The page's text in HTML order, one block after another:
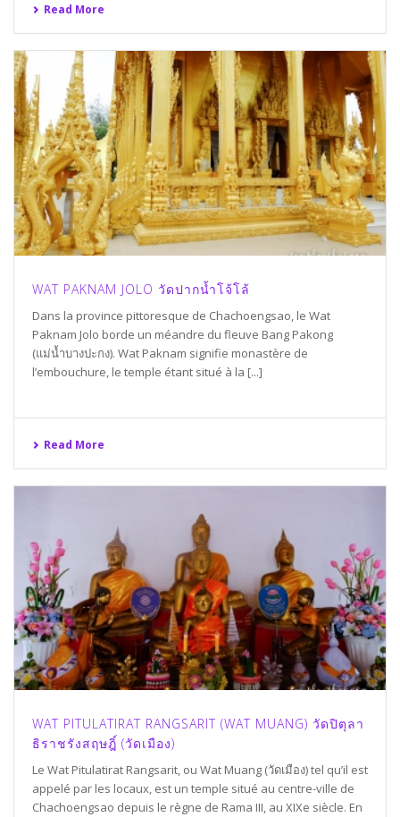
Read More
WAT PAKNAM JOLO วัดปากน้ำโจ้โล้
Dans la province pittoresque de Chachoengsao, le Wat
Paknam Jolo borde un méandre du fleuve Bang Pakong
(แม่น้ำบางปะกง). Wat Paknam signifie monastère de
l’embouchure, le temple étant situé à la [...]
Read More
WAT PITULATIRAT RANGSARIT (WAT MUANG) วัดปิตุลา
ธิราชรังสฤษฎิ์ (วัดเมือง)
Le Wat Pitulatirat Rangsarit, ou Wat Muang (วัดเมือง) tel qu’il est
appelé par les locaux, est un temple situé au centre-ville de
Chachoengsao depuis le règne de Rama III, au XIXe siècle. En